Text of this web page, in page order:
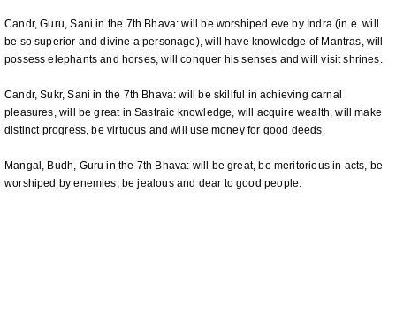
Candr, Guru, Sani in the 7th Bhava: will be worshiped eve by Indra (in.e. will
be so superior and divine a personage), will have knowledge of Mantras, will
possess elephants and horses, will conquer his senses and will visit shrines.
Candr, Sukr, Sani in the 7th Bhava: will be skillful in achieving carnal
pleasures, will be great in Sastraic knowledge, will acquire wealth, will make
distinct progress, be virtuous and will use money for good deeds.
Mangal, Budh, Guru in the 7th Bhava: will be great, be meritorious in acts, be
worshiped by enemies, be jealous and dear to good people.